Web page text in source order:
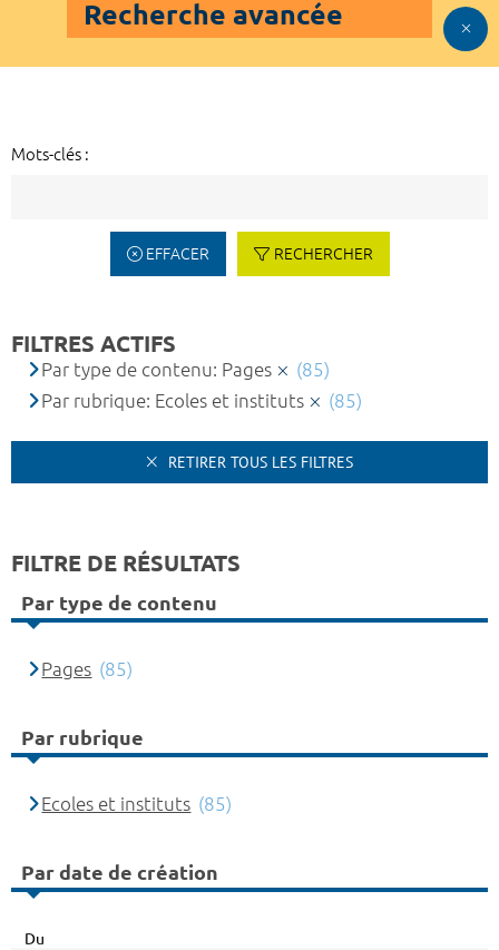
Recherche avancée
Mots-clés :
EFFACER RECHERCHER
FILTRES ACTIFS
Par type de contenu: Pages
(85)
Par rubrique: Ecoles et instituts
(85)
RETIRER TOUS LES FILTRES
FILTRE DE RÉSULTATS
Par type de contenu
Pages (85)
Par rubrique
Ecoles et instituts (85)
Par date de création
Du